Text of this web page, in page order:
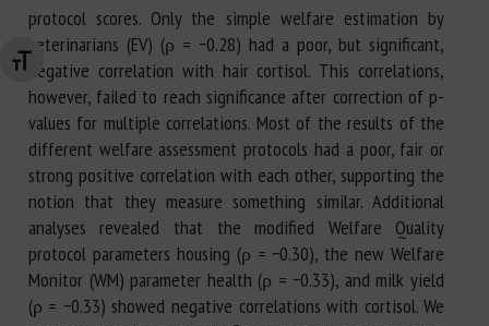
Changer la taille de la police
protocol scores. Only the simple welfare estimation by
veterinarians (EV) (ρ = −0.28) had a poor, but significant,
negative correlation with hair cortisol. This correlations,
however, failed to reach significance after correction of p-
values for multiple correlations. Most of the results of the
different welfare assessment protocols had a poor, fair or
strong positive correlation with each other, supporting the
notion that they measure something similar. Additional
analyses revealed that the modified Welfare Quality
protocol parameters housing (ρ = −0.30), the new Welfare
Monitor (WM) parameter health (ρ = −0.33), and milk yield
(ρ = −0.33) showed negative correlations with cortisol. We